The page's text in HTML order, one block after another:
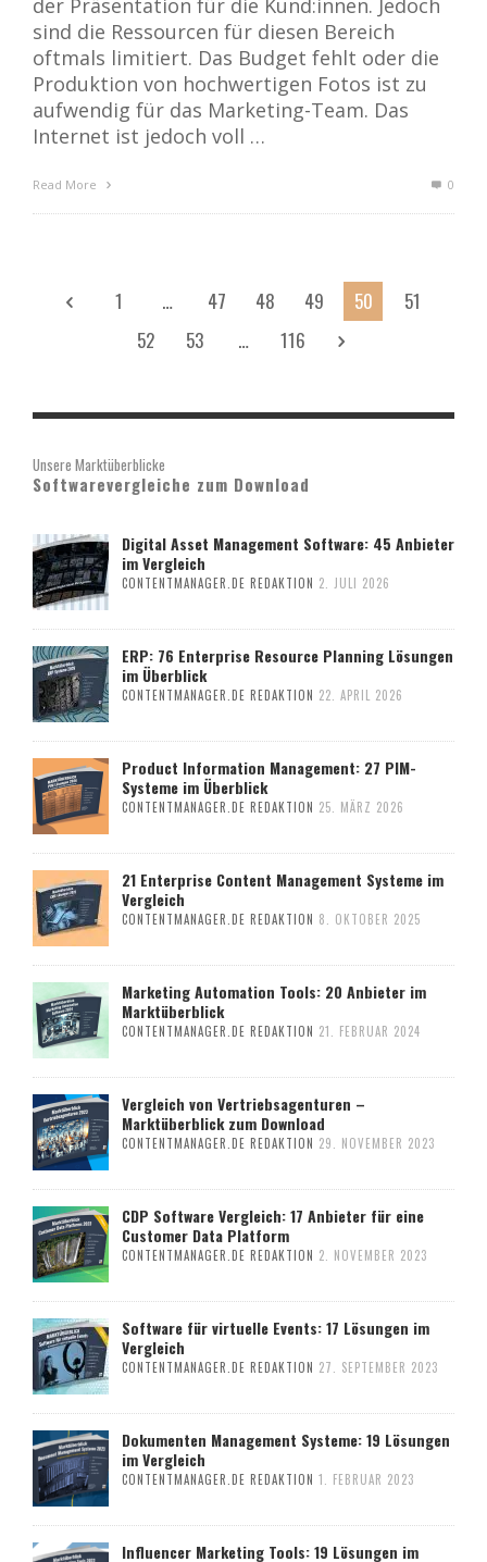
der Präsentation für die Kund:innen. Jedoch
sind die Ressourcen für diesen Bereich
oftmals limitiert. Das Budget fehlt oder die
Produktion von hochwertigen Fotos ist zu
aufwendig für das Marketing-Team. Das
Internet ist jedoch voll …
Read More 0
1 … 47 48 49 50
51
52
53 … 116
Unsere Marktüberblicke
Softwarevergleiche zum Download
Digital Asset Management Software: 45 Anbieter
im Vergleich
CONTENTMANAGER.DE REDAKTION 2. JULI 2026
ERP: 76 Enterprise Resource Planning Lösungen
im Überblick
CONTENTMANAGER.DE REDAKTION 22. APRIL 2026
Product Information Management: 27 PIM-
Systeme im Überblick
CONTENTMANAGER.DE REDAKTION 25. MÄRZ 2026
21 Enterprise Content Management Systeme im
Vergleich
CONTENTMANAGER.DE REDAKTION 8. OKTOBER 2025
Marketing Automation Tools: 20 Anbieter im
Marktüberblick
CONTENTMANAGER.DE REDAKTION 21. FEBRUAR 2024
Vergleich von Vertriebsagenturen –
Marktüberblick zum Download
CONTENTMANAGER.DE REDAKTION 29. NOVEMBER 2023
CDP Software Vergleich: 17 Anbieter für eine
Customer Data Platform
CONTENTMANAGER.DE REDAKTION 2. NOVEMBER 2023
Software für virtuelle Events: 17 Lösungen im
Vergleich
CONTENTMANAGER.DE REDAKTION 27. SEPTEMBER 2023
Dokumenten Management Systeme: 19 Lösungen
im Vergleich
CONTENTMANAGER.DE REDAKTION 1. FEBRUAR 2023
Influencer Marketing Tools: 19 Lösungen im